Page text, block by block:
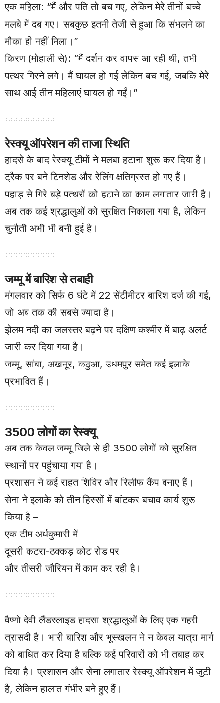
एक महिला: “मैं और पति तो बच गए, लेकिन मेरे तीनों बच्चे
मलबे में दब गए। सबकुछ इतनी तेजी से हुआ कि संभलने का
मौका ही नहीं मिला।”
किरण (मोहाली से): “मैं दर्शन कर वापस आ रही थी, तभी
पत्थर गिरने लगे। मैं घायल हो गई लेकिन बच गई, जबकि मेरे
साथ आई तीन महिलाएं घायल हो गईं।”
रेस्क्यू ऑपरेशन की ताजा स्थिति
हादसे के बाद रेस्क्यू टीमों ने मलबा हटाना शुरू कर दिया है।
ट्रैक पर बने टिनशेड और रेलिंग क्षतिग्रस्त हो गए हैं।
पहाड़ से गिरे बड़े पत्थरों को हटाने का काम लगातार जारी है।
अब तक कई श्रद्धालुओं को सुरक्षित निकाला गया है, लेकिन
चुनौती अभी भी बनी हुई है।
जम्मू में बारिश से तबाही
मंगलवार को सिर्फ 6 घंटे में 22 सेंटीमीटर बारिश दर्ज की गई,
जो अब तक की सबसे ज्यादा है।
झेलम नदी का जलस्तर बढ़ने पर दक्षिण कश्मीर में बाढ़ अलर्ट
जारी कर दिया गया है।
जम्मू, सांबा, अखनूर, कठुआ, उधमपुर समेत कई इलाके
प्रभावित हैं।
3500 लोगों का रेस्क्यू
अब तक केवल जम्मू जिले से ही 3500 लोगों को सुरक्षित
स्थानों पर पहुंचाया गया है।
प्रशासन ने कई राहत शिविर और रिलीफ कैंप बनाए हैं।
सेना ने इलाके को तीन हिस्सों में बांटकर बचाव कार्य शुरू
किया है –
एक टीम अर्धकुमारी में
दूसरी कटरा-ठक्कड़ कोट रोड पर
और तीसरी जौरियन में काम कर रही है।
वैष्णो देवी लैंडस्लाइड हादसा श्रद्धालुओं के लिए एक गहरी
त्रासदी है। भारी बारिश और भूस्खलन ने न केवल यात्रा मार्ग
को बाधित कर दिया है बल्कि कई परिवारों को भी तबाह कर
दिया है। प्रशासन और सेना लगातार रेस्क्यू ऑपरेशन में जुटी
है, लेकिन हालात गंभीर बने हुए हैं।